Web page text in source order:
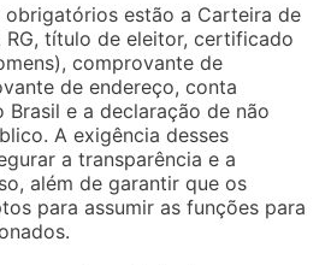
obrigatórios estão a Carteira de
RG, título de eleitor, certificado
comprovante de
de endereço, conta
Brasil e a declaração de não
A exigência desses
a transparência e a
além de garantir que os
para assumir as funções para